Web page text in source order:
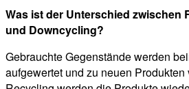
Was ist der Unterschied zwischen
und Downcycling?
Gebrauchte Gegenstände werden
aufgewertet und zu neuen